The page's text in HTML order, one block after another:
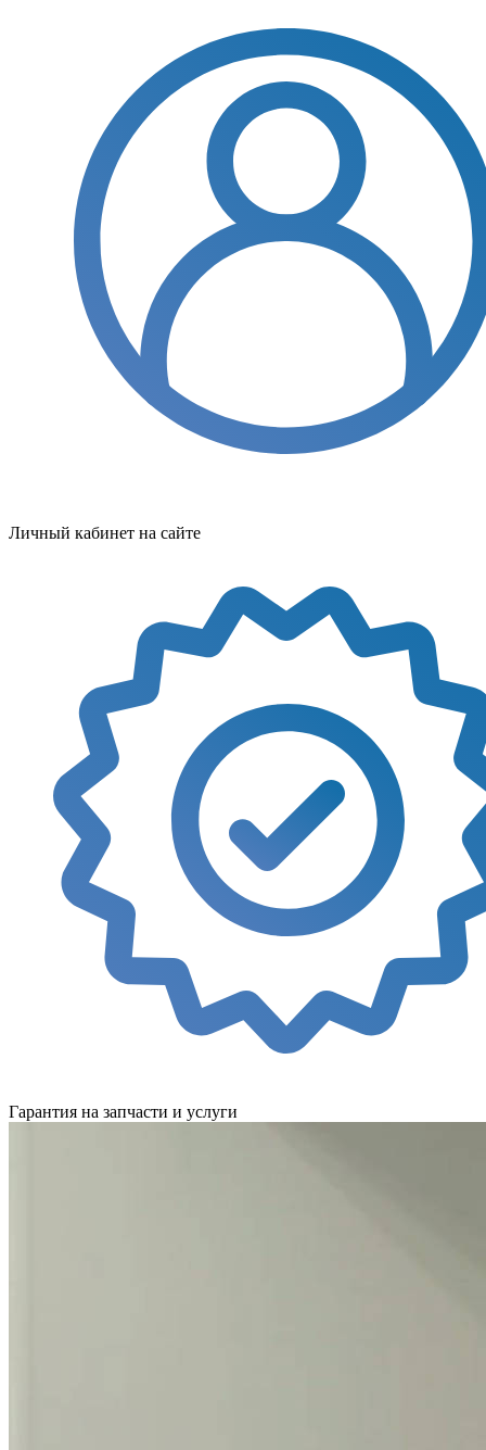
Личный кабинет на сайте
Гарантия на запчасти и услуги